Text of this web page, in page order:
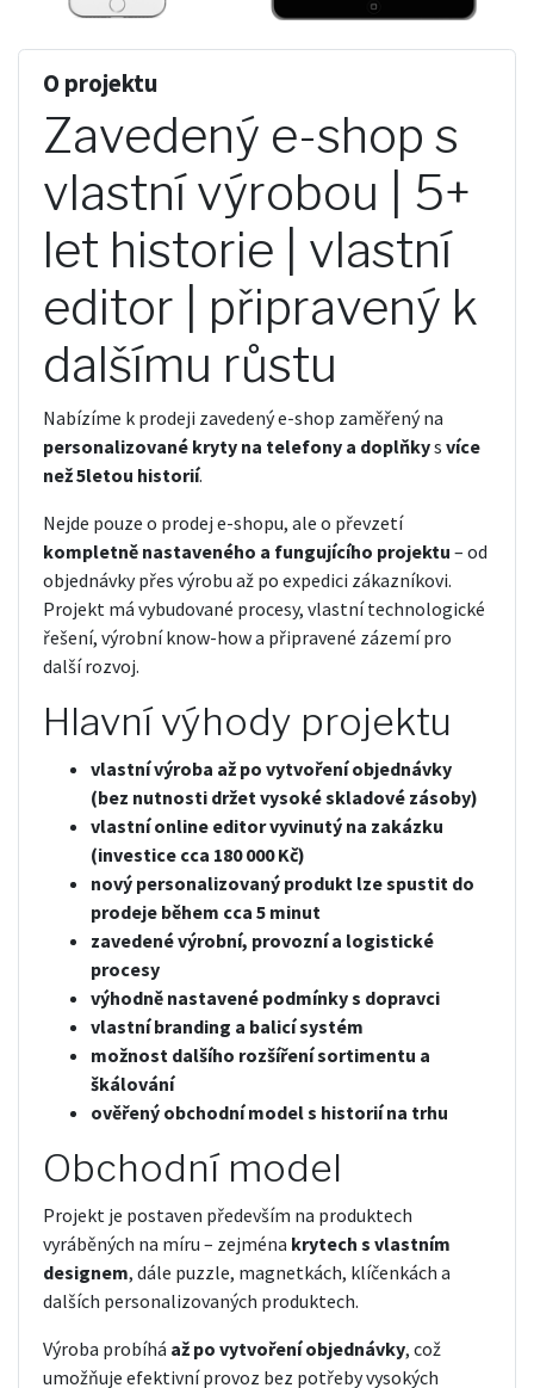
O projektu
Zavedený e-shop s
vlastní výrobou | 5+
let historie | vlastní
editor | připravený k
dalšímu růstu
Nabízíme k prodeji zavedený e-shop zaměřený na
personalizované kryty na telefony a doplňkys více
než 5letou historií.
Nejde pouze o prodej e-shopu, ale o převzetí
kompletně nastaveného a fungujícího projektu – od
objednávky přes výrobu až po expedici zákazníkovi.
Projekt má vybudované procesy, vlastní technologické
řešení, výrobní know-how a připravené zázemí pro
další rozvoj.
Hlavní výhody projektu
vlastní výroba až po vytvoření objednávky
(bez nutnosti držet vysoké skladové zásoby)
vlastní online editor vyvinutý na zakázku
(investice cca 180 000 Kč)
nový personalizovaný produkt lze spustit do
prodeje během cca 5 minut
zavedené výrobní, provozní a logistické
procesy
výhodně nastavené podmínky s dopravci
vlastní branding a balicí systém
možnost dalšího rozšíření sortimentu a
škálování
ověřený obchodní model s historií na trhu
Obchodní model
Projekt je postaven především na produktech
vyráběných na míru – zejména krytech s vlastním
designem, dále puzzle, magnetkách, klíčenkách a
dalších personalizovaných produktech.
Výroba probíhá až po vytvoření objednávky, což
umožňuje efektivní provoz bez potřeby vysokých